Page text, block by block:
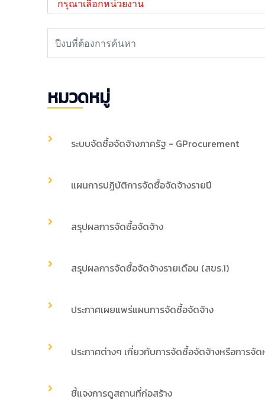
หมวดหมู่
ระบบจัดซื้อจัดจ้างภาครัฐ - GProcurement
แผนการปฏิบัติการจัดซื้อจัดจ้างรายปี
สรุปผลการจัดซื้อจัดจ้าง
สรุปผลการจัดซื้อจัดจ้างรายเดือน (สขร.1)
ประกาศเผยแพร่แผนการจัดซื้อจัดจ้าง
ประกาศต่างๆ เกี่ยวกับการจัดซื้อจัดจ้างหรือการจั
ชี้แจงการดูสถานที่ก่อสร้าง